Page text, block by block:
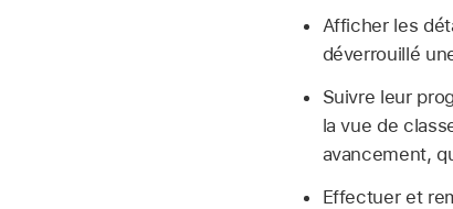
Afficher les
déverrouillé
Suivre leur
la vue de
avancement,
Effectuer et